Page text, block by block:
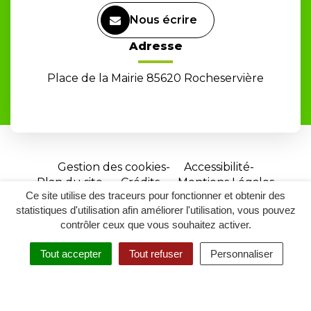
Ce site utilise des traceurs pour fonctionner et obtenir des
statistiques d'utilisation afin améliorer l'utilisation, vous pouvez
contrôler ceux que vous souhaitez activer.
Tout accepter Tout refuser Personnaliser
RECHERCHER
ACCESSIBILITÉ
Nous écrire
Adresse
Place de la Mairie 85620 Rocheservière
Gestion des cookies
Accessibilité
Plan du site
Crédits
Mentions Légales
Site
réalisé
par
Inovagora